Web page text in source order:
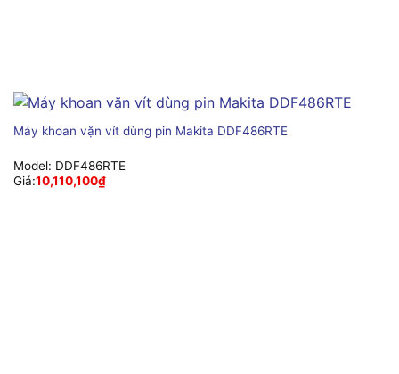
Máy khoan vặn vít dùng pin Makita DDF486RTE
Model: DDF486RTE
Giá:10,110,100₫